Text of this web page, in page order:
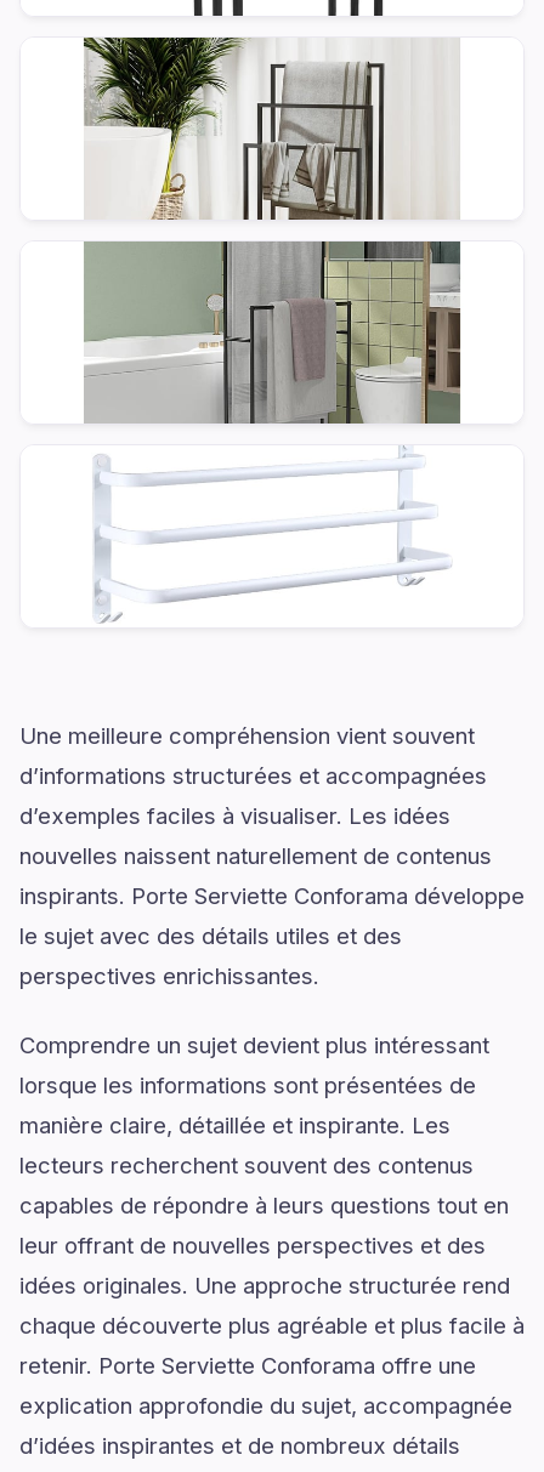
Une meilleure compréhension vient souvent
d’informations structurées et accompagnées
d’exemples faciles à visualiser. Les idées
nouvelles naissent naturellement de contenus
inspirants. Porte Serviette Conforama développe
le sujet avec des détails utiles et des
perspectives enrichissantes.
Comprendre un sujet devient plus intéressant
lorsque les informations sont présentées de
manière claire, détaillée et inspirante. Les
lecteurs recherchent souvent des contenus
capables de répondre à leurs questions tout en
leur offrant de nouvelles perspectives et des
idées originales. Une approche structurée rend
chaque découverte plus agréable et plus facile à
retenir. Porte Serviette Conforama offre une
explication approfondie du sujet, accompagnée
d’idées inspirantes et de nombreux détails